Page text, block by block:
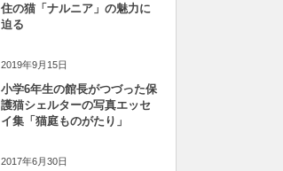
住の猫「ナルニア」の魅力に
迫る
2019年9月15日
小学6年生の館長がつづった保
護猫シェルターの写真エッセ
イ集「猫庭ものがたり」
2017年6月30日